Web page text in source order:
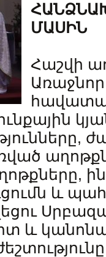
ՄԱՍԻՆ
Հաշվի
և
և